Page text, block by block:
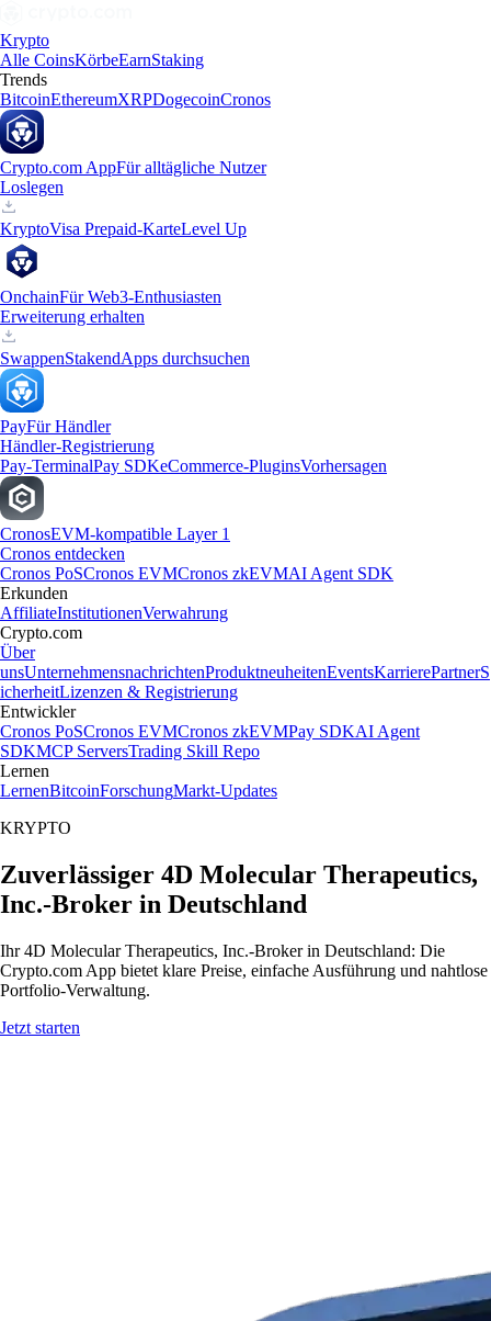
Krypto
Alle CoinsKörbeEarnStaking
Trends
BitcoinEthereumXRPDogecoinCronos
Crypto.com AppFür alltägliche Nutzer
Loslegen
KryptoVisa Prepaid-KarteLevel Up
OnchainFür Web3-Enthusiasten
Erweiterung erhalten
SwappenStakendApps durchsuchen
PayFür Händler
Händler-Registrierung
Pay-TerminalPay SDKeCommerce-PluginsVorhersagen
CronosEVM-kompatible Layer 1
Cronos entdecken
Cronos PoSCronos EVMCronos zkEVMAI Agent SDK
Erkunden
AffiliateInstitutionenVerwahrung
Crypto.com
Über
unsUnternehmensnachrichtenProduktneuheitenEventsKarrierePartnerS
icherheitLizenzen & Registrierung
Entwickler
Cronos PoSCronos EVMCronos zkEVMPay SDKAI Agent
SDKMCP ServersTrading Skill Repo
Lernen
LernenBitcoinForschungMarkt-Updates
KRYPTO
Zuverlässiger 4D Molecular Therapeutics,
Inc.-Broker in Deutschland
Ihr 4D Molecular Therapeutics, Inc.-Broker in Deutschland: Die
Crypto.com App bietet klare Preise, einfache Ausführung und nahtlose
Portfolio-Verwaltung.
Jetzt starten